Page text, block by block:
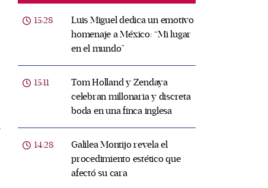
15:28
Luis Miguel dedica un emotivo
homenaje a México: “Mi lugar
en el mundo”
15:11
Tom Holland y Zendaya
celebran millonaria y discreta
boda en una finca inglesa
14:28
Galilea Montijo revela el
procedimiento estético que
afectó su cara